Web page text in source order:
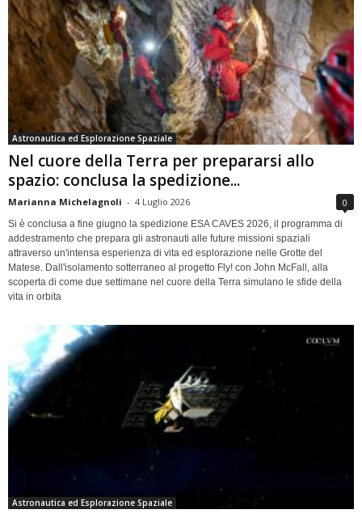
Astronautica ed Esplorazione Spaziale
Nel cuore della Terra per prepararsi allo
spazio: conclusa la spedizione...
Marianna Michelagnoli - 4 Luglio 2026 0
Si è conclusa a fine giugno la spedizione ESA CAVES 2026, il programma di
addestramento che prepara gli astronauti alle future missioni spaziali
attraverso un'intensa esperienza di vita ed esplorazione nelle Grotte del
Matese. Dall'isolamento sotterraneo al progetto Fly! con John McFall, alla
scoperta di come due settimane nel cuore della Terra simulano le sfide della
vita in orbita
Astronautica ed Esplorazione Spaziale